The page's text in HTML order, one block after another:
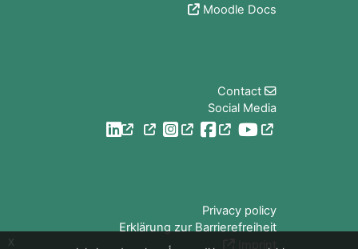
x
Moodle Docs
Contact
Social Media
Privacy policy
Erklärung zur Barrierefreiheit
Imprint